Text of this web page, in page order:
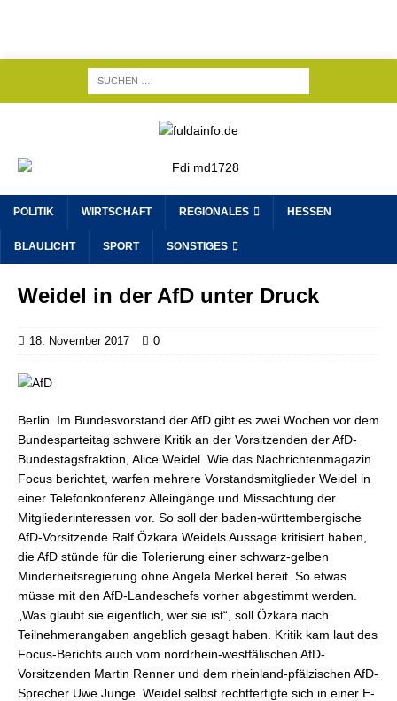
POLITIK WIRTSCHAFT REGIONALES HESSEN
BLAULICHT SPORT SONSTIGES
Weidel in der AfD unter Druck
18. November 2017 0
Berlin. Im Bundesvorstand der AfD gibt es zwei Wochen vor dem
Bundesparteitag schwere Kritik an der Vorsitzenden der AfD-
Bundestagsfraktion, Alice Weidel. Wie das Nachrichtenmagazin
Focus berichtet, warfen mehrere Vorstandsmitglieder Weidel in
einer Telefonkonferenz Alleingänge und Missachtung der
Mitgliederinteressen vor. So soll der baden-württembergische
AfD-Vorsitzende Ralf Özkara Weidels Aussage kritisiert haben,
die AfD stünde für die Tolerierung einer schwarz-gelben
Minderheitsregierung ohne Angela Merkel bereit. So etwas
müsse mit den AfD-Landeschefs vorher abgestimmt werden.
„Was glaubt sie eigentlich, wer sie ist“, soll Özkara nach
Teilnehmerangaben angeblich gesagt haben. Kritik kam laut des
Focus-Berichts auch vom nordrhein-westfälischen AfD-
Vorsitzenden Martin Renner und dem rheinland-pfälzischen AfD-
Sprecher Uwe Junge. Weidel selbst rechtfertigte sich in einer E-